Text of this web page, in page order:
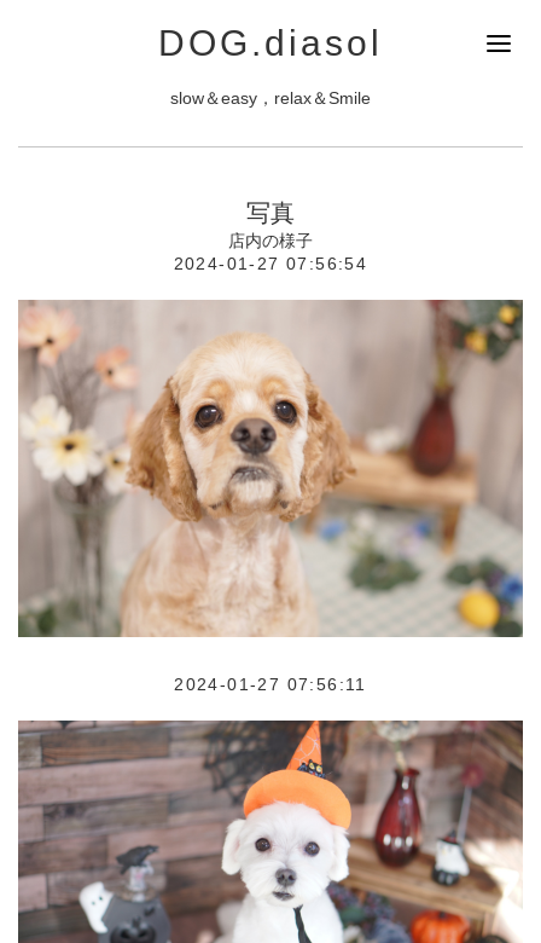
DOG.diasol
slow＆easy，relax＆Smile
写真
店内の様子
2024-01-27 07:56:54
2024-01-27 07:56:11